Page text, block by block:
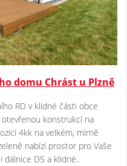
domu Chrást u Plzně
RD v klidné části obce
otevřenou konstrukcí na
4kk na velkém, mírně
nabízí prostor pro Vaše
dálnice D5 a klidné..